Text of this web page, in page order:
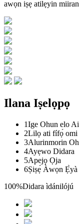
awọn iṣẹ atilẹyin
Ilana Iṣelọpọ
1Ige Ohun elo
2Lilọ ati fífọ́ omi
3Alurinmorin
4Ayẹwo Didara
5Apejọ Ọja
6Ṣiṣẹ́ Àwọn Ẹ̀yà
100%Didara ìdánilójú